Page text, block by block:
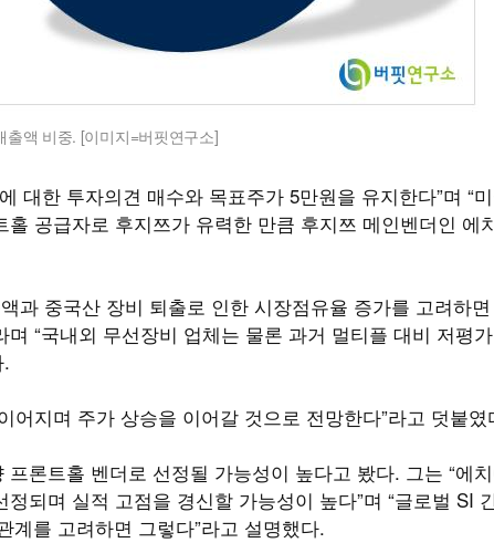
출액 비중. [이미지=버핏연구소]
대한 투자의견 매수와 목표주가 5만원을 유지한다”며 “
공급자로 후지쯔가 유력한 만큼 후지쯔 메인벤더인 에
과 중국산 장비 퇴출로 인한 시장점유율 증가를 고려하
“국내외 무선장비 업체는 물론 과거 멀티플 대비 저평
어지며 주가 상승을 이어갈 것으로 전망한다”라고 덧붙였
론트홀 벤더로 선정될 가능성이 높다고 봤다. 그는 “에
되며 실적 고점을 경신할 가능성이 높다”며 “글로벌 SI
를 고려하면 그렇다”라고 설명했다.